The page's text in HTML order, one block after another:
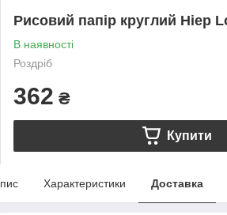
Рисовий папір круглий Hiep
В наявності
Роздріб
362 ₴
Купити
Характеристики Доставка